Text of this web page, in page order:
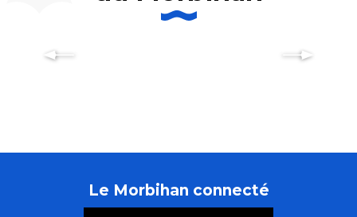
Le Golfe du Morbihan
Le Morbihan connecté